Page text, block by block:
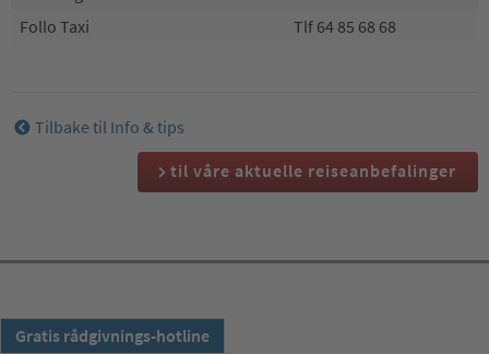
Follo Taxi
Tlf 64 85 68 68
Tilbake til Info & tips
til våre aktuelle reiseanbefalinger
Gratis rådgivnings-hotline